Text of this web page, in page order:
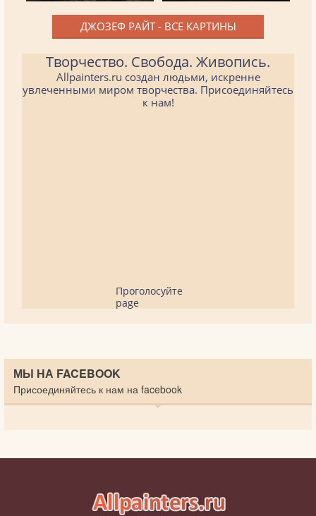
ДЖОЗЕФ РАЙТ - ВСЕ КАРТИНЫ
Творчество. Свобода. Живопись.
Allpainters.ru создан людьми, искренне
увлеченными миром творчества. Присоединяйтесь
к нам!
Проголосуйте
page
МЫ НА FACEBOOK
Присоединяйтесь к нам на facebook